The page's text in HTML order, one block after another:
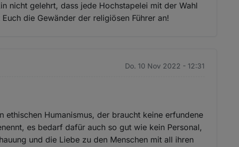
nicht gelehrt, dass jede Hochstapelei mit der Wahl
die Gewänder der religiösen Führer an!
Do. 10 Nov 2022 - 12:31
ethischen Humanismus, der braucht keine erfundene
es bedarf dafür auch so gut wie kein Personal,
und die Liebe zu den Menschen mit all ihren